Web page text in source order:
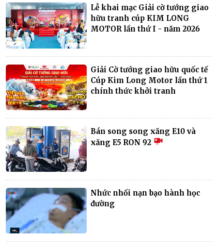
Lễ khai mạc Giải cờ tướng giao
hữu tranh cúp KIM LONG
MOTOR lần thứ I - năm 2026
Giải Cờ tướng giao hữu quốc tế
Cúp Kim Long Motor lần thứ 1
chính thức khởi tranh
Bán song song xăng E10 và
xăng E5 RON 92
Nhức nhối nạn bạo hành học
đường